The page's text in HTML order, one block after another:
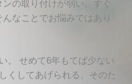
の取り付けが弱い。すぐ
なことでお悩みではあり
。 せめて6年もてば少ない
くしてあげられる。そのた